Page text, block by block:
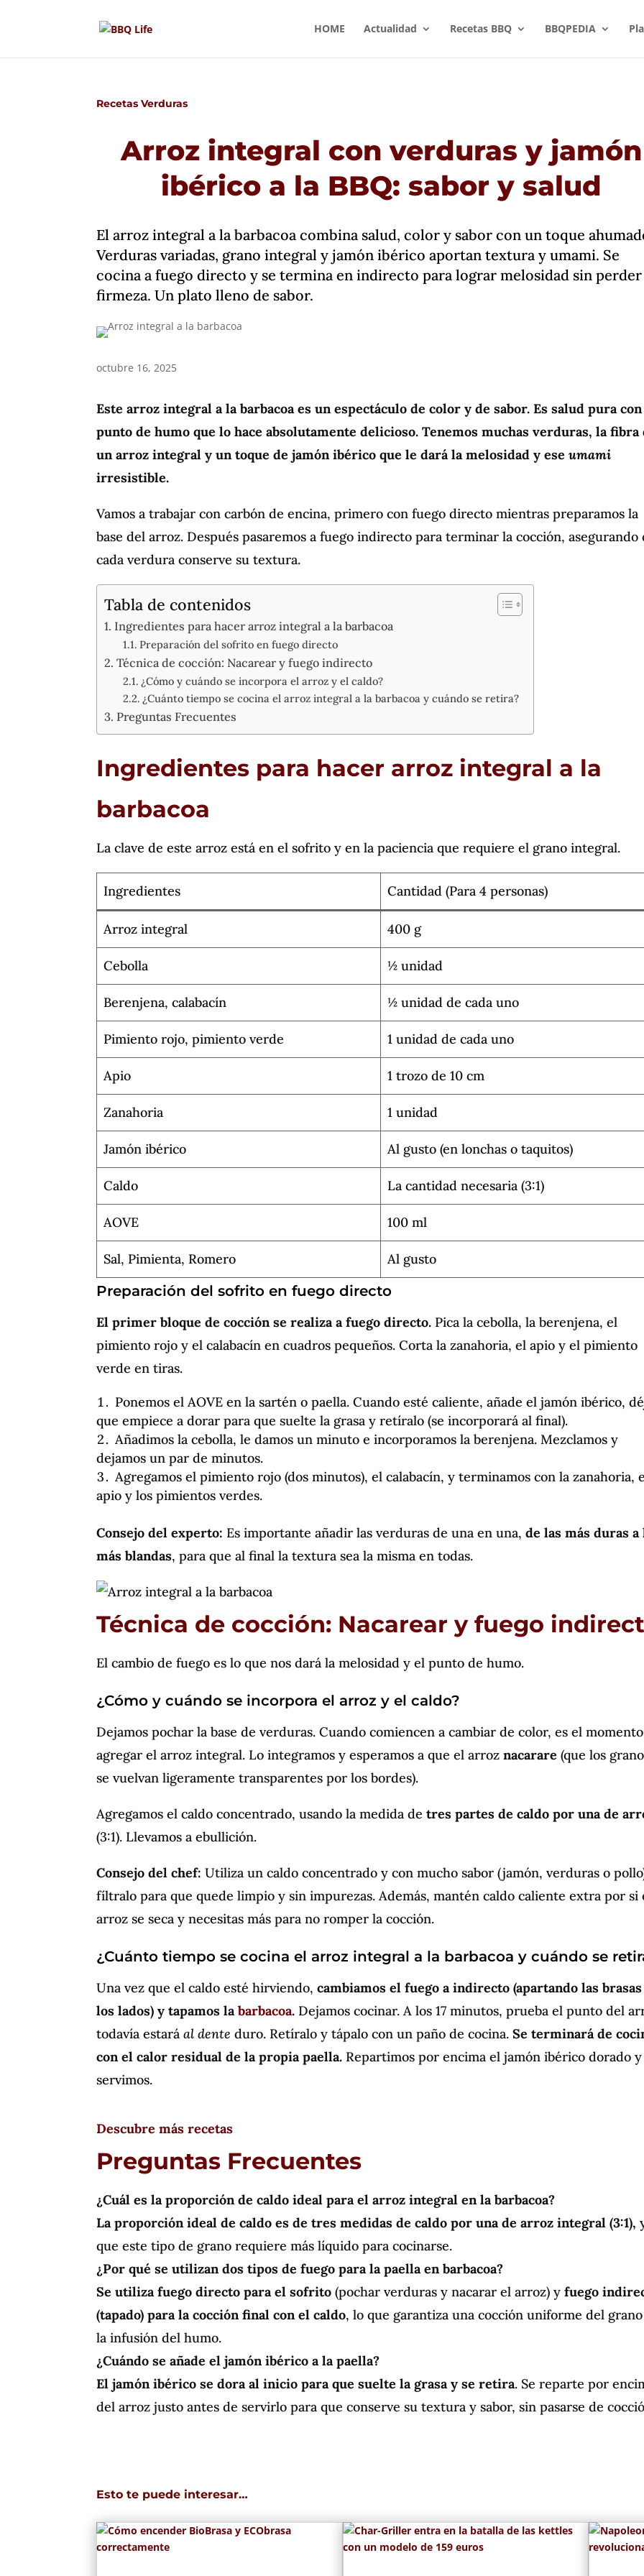
HOME Actualidad Recetas BBQ BBQPEDIA
Recetas Verduras
Arroz integral con verduras y jamón
ibérico a la BBQ: sabor y salud
El arroz integral a la barbacoa combina salud, color y sabor con un toque
Verduras variadas, grano integral y jamón ibérico aportan textura y umami. Se
cocina a fuego directo y se termina en indirecto para lograr melosidad sin perder
firmeza. Un plato lleno de sabor.
octubre 16, 2025
Este arroz integral a la barbacoa es un espectáculo de color y de sabor. Es salud pura
punto de humo que lo hace absolutamente delicioso. Tenemos muchas verduras, la fibra
un arroz integral y un toque de jamón ibérico que le dará la melosidad y eseumami
irresistible.
Vamos a trabajar con carbón de encina, primero con fuego directo mientras preparamos la
base del arroz. Después pasaremos a fuego indirecto para terminar la cocción, asegurando
cada verdura conserve su textura.
Tabla de contenidos
Ingredientes para hacer arroz integral a la barbacoa
Preparación del sofrito en fuego directo
Técnica de cocción: Nacarear y fuego indirecto
¿Cómo y cuándo se incorpora el arroz y el caldo?
¿Cuánto tiempo se cocina el arroz integral a la barbacoa y cuándo se retira?
Preguntas Frecuentes
Ingredientes para hacer arroz integral a la
barbacoa
La clave de este arroz está en el sofrito y en la paciencia que requiere el grano integral.
Ingredientes Cantidad (Para 4 personas)
Arroz integral 400 g
Cebolla ½ unidad
Berenjena, calabacín ½ unidad de cada uno
Pimiento rojo, pimiento verde 1 unidad de cada uno
Apio 1 trozo de 10 cm
Zanahoria 1 unidad
Jamón ibérico Al gusto (en lonchas o taquitos)
Caldo La cantidad necesaria (3:1)
AOVE 100 ml
Sal, Pimienta, Romero Al gusto
Preparación del sofrito en fuego directo
El primer bloque de cocción se realiza a fuego directo. Pica la cebolla, la berenjena, el
pimiento rojo y el calabacín en cuadros pequeños. Corta la zanahoria, el apio y el pimiento
verde en tiras.
Ponemos el AOVE en la sartén o paella. Cuando esté caliente, añade el jamón ibérico,
que empiece a dorar para que suelte la grasa y retíralo (se incorporará al final).
Añadimos la cebolla, le damos un minuto e incorporamos la berenjena. Mezclamos y
dejamos un par de minutos.
Agregamos el pimiento rojo (dos minutos), el calabacín, y terminamos con la zanahoria,
apio y los pimientos verdes.
Consejo del experto: Es importante añadir las verduras de una en una,de las más duras a
más blandas, para que al final la textura sea la misma en todas.
Técnica de cocción: Nacarear y fuego
El cambio de fuego es lo que nos dará la melosidad y el punto de humo.
¿Cómo y cuándo se incorpora el arroz y el caldo?
Dejamos pochar la base de verduras. Cuando comiencen a cambiar de color, es el
agregar el arroz integral. Lo integramos y esperamos a que el arroznacarare (que los
se vuelvan ligeramente transparentes por los bordes).
Agregamos el caldo concentrado, usando la medida detres partes de caldo por una de
(3:1). Llevamos a ebullición.
Consejo del chef: Utiliza un caldo concentrado y con mucho sabor (jamón, verduras o
fíltralo para que quede limpio y sin impurezas. Además, mantén caldo caliente extra por si
arroz se seca y necesitas más para no romper la cocción.
¿Cuánto tiempo se cocina el arroz integral a la barbacoa y cuándo se
Una vez que el caldo esté hirviendo,cambiamos el fuego a indirecto (apartando las brasas
los lados) y tapamos labarbacoa. Dejamos cocinar. A los 17 minutos, prueba el punto del
todavía estaráal dente duro. Retíralo y tápalo con un paño de cocina.Se terminará de
con el calor residual de la propia paella. Repartimos por encima el jamón ibérico dorado y
servimos.
Descubre más recetas
Preguntas Frecuentes
¿Cuál es la proporción de caldo ideal para el arroz integral en la barbacoa?
La proporción ideal de caldo es de tres medidas de caldo por una de arroz integral (3:1),
que este tipo de grano requiere más líquido para cocinarse.
¿Por qué se utilizan dos tipos de fuego para la paella en barbacoa?
Se utiliza fuego directo para el sofrito (pochar verduras y nacarar el arroz) yfuego
(tapado) para la cocción final con el caldo, lo que garantiza una cocción uniforme del
la infusión del humo.
¿Cuándo se añade el jamón ibérico a la paella?
El jamón ibérico se dora al inicio para que suelte la grasa y se retira. Se reparte por
del arroz justo antes de servirlo para que conserve su textura y sabor, sin pasarse de
Esto te puede interesar…